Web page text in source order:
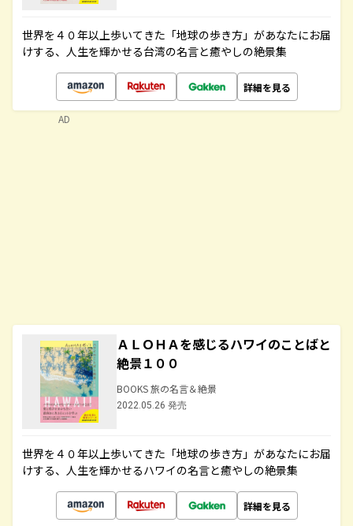
世界を４０年以上歩いてきた「地球の歩き方」があなたにお届
けする、人生を輝かせる台湾の名言と癒やしの絶景集
詳細を見る
ＡＬＯＨＡを感じるハワイのことばと
絶景１００
BOOKS 旅の名言＆絶景
2022.05.26 発売
世界を４０年以上歩いてきた「地球の歩き方」があなたにお届
けする、人生を輝かせるハワイの名言と癒やしの絶景集
詳細を見る
AD